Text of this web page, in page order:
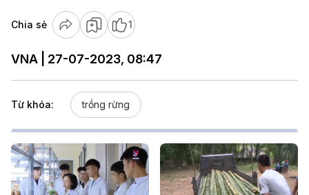
Chia sẻ 1
VNA | 27-07-2023, 08:47
Từ khóa: trồng rừng